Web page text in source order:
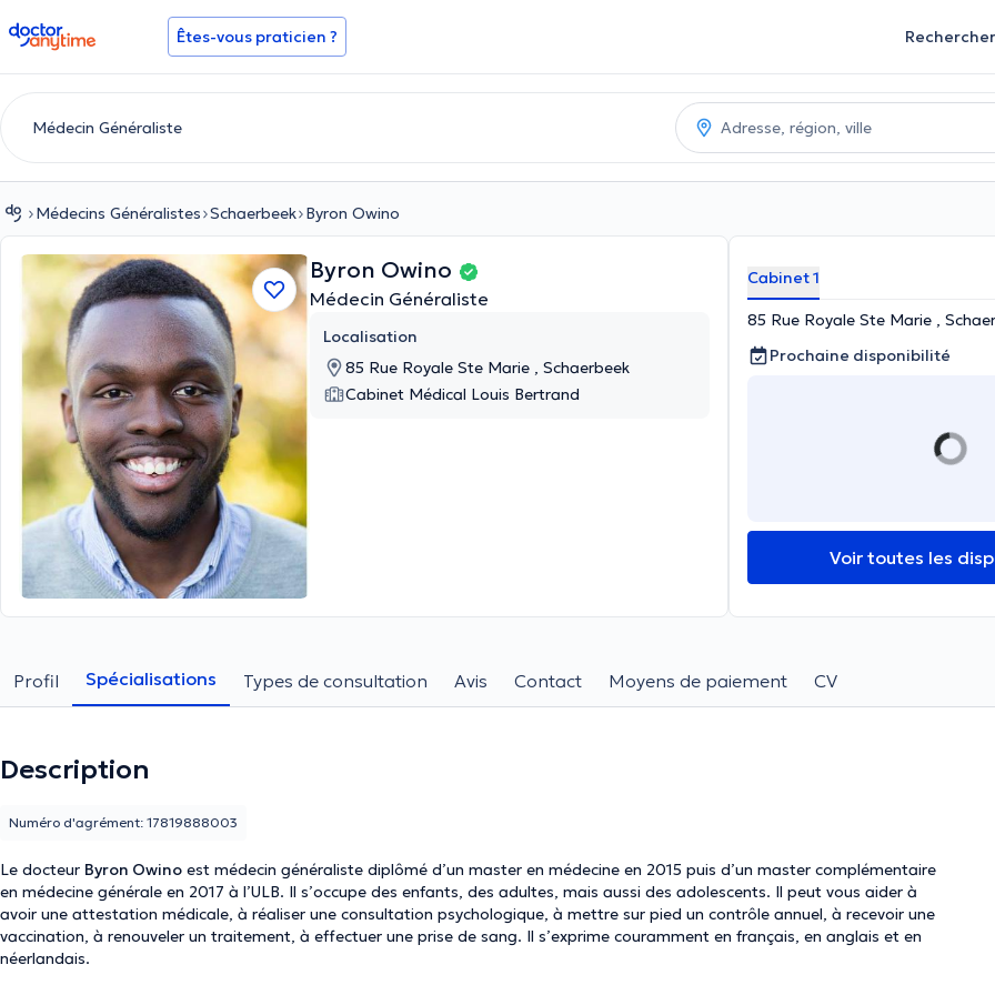
doctoranytime Êtes-vous praticien ? Rechercher
Médecins Généralistes Schaerbeek Byron Owino
Byron Owino
Médecin Généraliste
Localisation
85 Rue Royale Ste Marie , Schaerbeek
Cabinet Médical Louis Bertrand
Cabinet 1
85 Rue Royale Ste Marie ,
Prochaine disponibilité
Voir toutes les
Profil Spécialisations Types de consultation Avis Contact Moyens de paiement CV
Description
Le docteur Byron Owino est médecin généraliste diplômé d’un master en médecine en 2015 puis d’un master complémentaire
en médecine générale en 2017 à l’ULB. Il s’occupe des enfants, des adultes, mais aussi des adolescents. Il peut vous aider à
avoir une attestation médicale, à réaliser une consultation psychologique, à mettre sur pied un contrôle annuel, à recevoir une
vaccination, à renouveler un traitement, à effectuer une prise de sang. Il s’exprime couramment en français, en anglais et en
néerlandais.
Numéro d'agrément: 17819888003